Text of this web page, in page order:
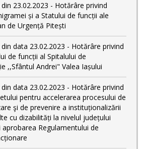
23.02.2023 - Hotărâre privind
și a Statului de funcții ale
de Urgență Pitești
data 23.02.2023 - Hotărâre privind
de funcții al Spitalului de
,,Sfântul Andrei" Valea Iașului
data 23.02.2023 - Hotărâre privind
pentru accelerarea procesului de
şi de prevenire a instituționalizării
cu dizabilități la nivelul județului
Regulamentului de